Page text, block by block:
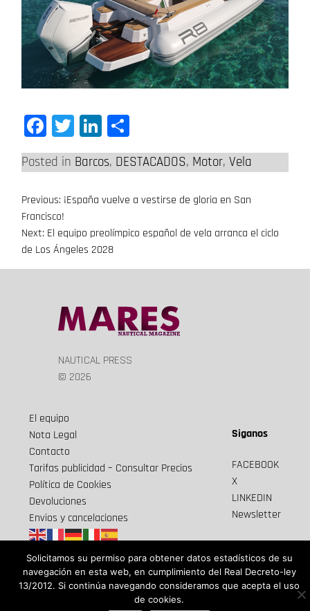
Facebook
TwitterLinkedIn
Posted in Barcos, DESTACADOS, Motor, Vela
Navegación
de
entradas
Previous: ¡España vuelve a vestirse de gloria en San
Francisco!
Next: El equipo preolímpico español de vela arranca el ciclo
de Los Ángeles 2028
NAUTICAL PRESS
© 2026
El equipo
Nota Legal
Contacto
Tarifas publicidad – Consultar Precios
Política de Cookies
Devoluciones
Envios y cancelaciones
Siganos
FACEBOOK
X
LINKEDIN
Newsletter
Solicitamos su permiso para obtener datos estadísticos de su
navegación en esta web, en cumplimiento del Real Decreto-ley
13/2012. Si continúa navegando consideramos que acepta el uso
de cookies.